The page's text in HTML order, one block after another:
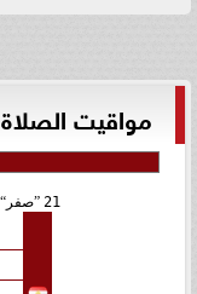
مواقيت الصلاة
21 صفر